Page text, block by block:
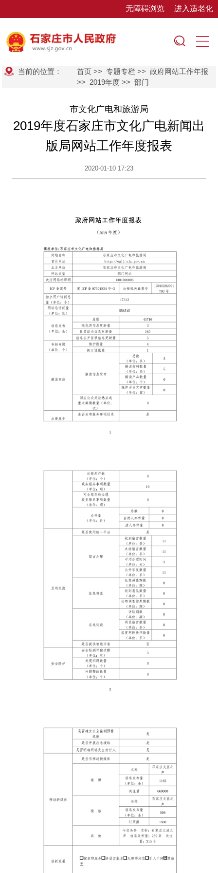
无障碍浏览 进入适老化
当前的位置： 首页 >>专题专栏 >>政府网站工作年报
>> 2019年度 >>部门
市文化广电和旅游局
2019年度石家庄市文化广电新闻出
版局网站工作年度报表
2020-01-10 17:23